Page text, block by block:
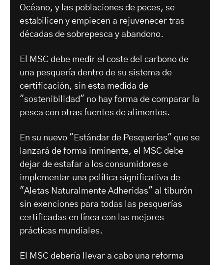
Océano, y las poblaciones de peces, se
estabilicen y empiecen a rejuvenecer tras
décadas de sobrepesca y abandono.
El MSC debe medir el coste del carbono de
una pesquería dentro de su sistema de
certificación, sin esta medida de
"sostenibilidad" no hay forma de comparar la
pesca con otras fuentes de alimentos.
En su nuevo "Estándar de Pesquerías" que se
lanzará de forma inminente, el MSC debe
dejar de estafar a los consumidores e
implementar una política significativa de
"Aletas Naturalmente Adheridas" al tiburón
sin exenciones para todas las pesquerías
certificadas en línea con las mejores
prácticas mundiales.
El MSC debería llevar a cabo una reforma